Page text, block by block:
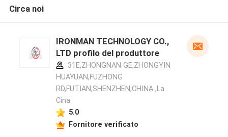
Circa noi
IRONMAN TECHNOLOGY CO.,
LTD profilo del produttore
31E,ZHONGNAN GE,ZHONGYIN
HUAYUAN,FUZHONG
RD,FUTIAN,SHENZHEN,CHINA ,La
Cina
5.0
Fornitore verificato